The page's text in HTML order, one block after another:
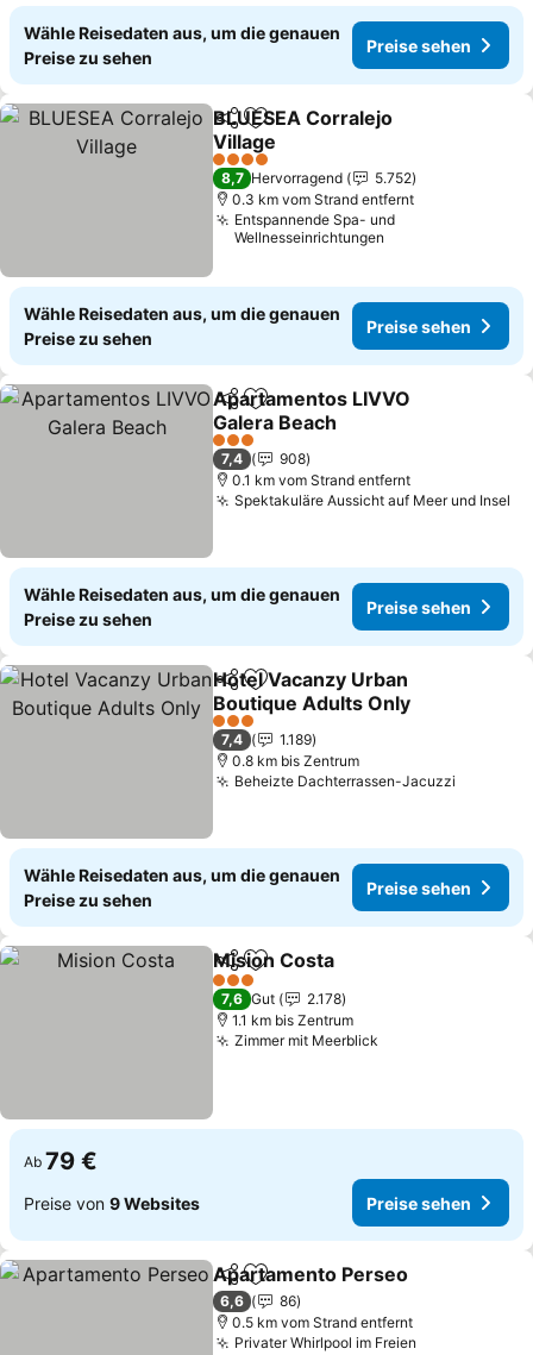
Wähle Reisedaten aus, um die genauen
Preise zu sehen
Preise sehen
TeilenZu Favoriten hinzufügen
BLUESEA Corralejo
Village
Preise sehen
4 Sterne
8,7 Hervorragend
5.752
0.3 km vom Strand entfernt
Entspannende Spa- und
Wellnesseinrichtungen
Wähle Reisedaten aus, um die genauen
Preise zu sehen
Preise sehen
TeilenZu Favoriten hinzufügen
Apartamentos LIVVO
Galera Beach
Preise sehen
3 Sterne
7,4
908
0.1 km vom Strand entfernt
Spektakuläre Aussicht auf Meer und Insel
Wähle Reisedaten aus, um die genauen
Preise zu sehen
Preise sehen
TeilenZu Favoriten hinzufügen
Hotel Vacanzy Urban
Boutique Adults Only
Preise sehen
3 Sterne
7,4
1.189
0.8 km bis Zentrum
Beheizte Dachterrassen-Jacuzzi
Wähle Reisedaten aus, um die genauen
Preise zu sehen
Preise sehen
TeilenZu Favoriten hinzufügen
Mision Costa
3 Sterne
7,6 Gut
2.178
1.1 km bis Zentrum
Zimmer mit Meerblick
Ab 79 €
Preise von 9 Websites Preise sehen
TeilenZu Favoriten hinzufügen
Apartamento Perseo
6,6
86
0.5 km vom Strand entfernt
Privater Whirlpool im Freien